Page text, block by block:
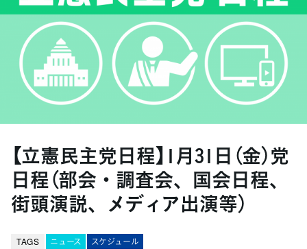
【立憲民主党日程】1月31日（金）党
日程（部会・調査会、国会日程、
街頭演説、メディア出演等）
TAGS ニュース スケジュール